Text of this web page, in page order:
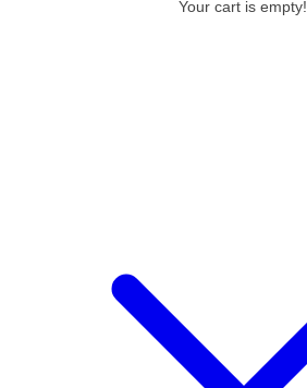
Your cart is empty!